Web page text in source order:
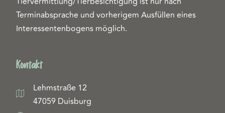
Terminabsprache und vorherigem Ausfüllen eines
Interessentenbogens möglich.
Kontakt
Lehmstraße 12
47059 Duisburg